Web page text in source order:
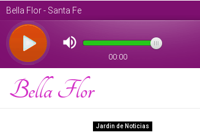
Bella Flor
Jardin de Noticias